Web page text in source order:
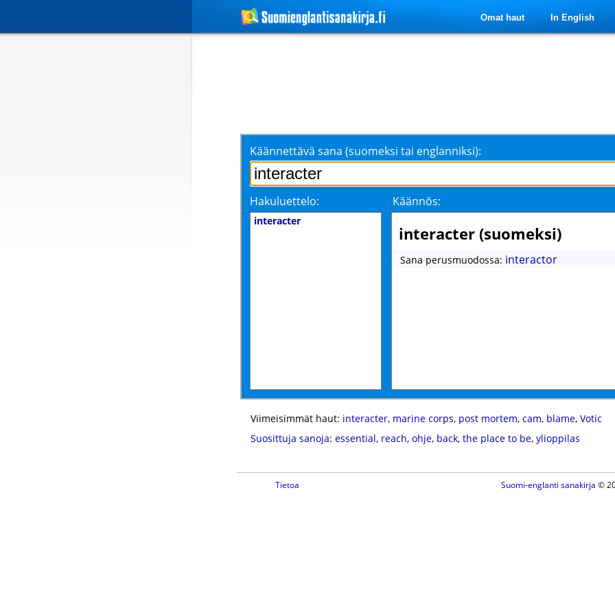
Omat haut In English
Käännettävä sana (suomeksi tai englanniksi):
Hakuluettelo: Käännös:
interacter
interacter (suomeksi)
Sana perusmuodossa: interactor
Viimeisimmät haut: interacter, marine corps, post mortem, cam, blame, Votic
Suosittuja sanoja: essential, reach, ohje, back, the place to be, ylioppilas
Tietoa Suomi-englanti sanakirja ©